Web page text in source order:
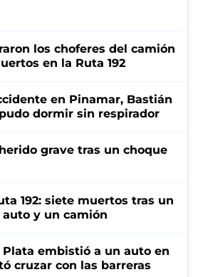
los choferes del camión
en la Ruta 192
en Pinamar, Bastián
dormir sin respirador
grave tras un choque
192: siete muertos tras un
y un camión
embistió a un auto en
cruzar con las barreras